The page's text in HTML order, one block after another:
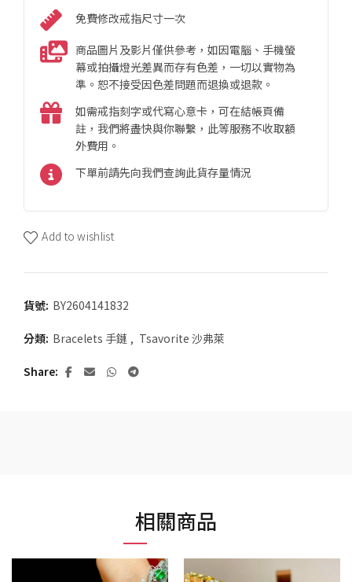
免費修改戒指尺寸一次
商品圖片及影片僅供參考，如因電腦、手機螢
幕或拍攝燈光差異而存有色差，一切以實物為
準。恕不接受因色差問題而退換或退款。
如需戒指刻字或代寫心意卡，可在結帳頁備
註，我們將盡快與你聯繫，此等服務不收取額
外費用。
下單前請先向我們查詢此貨存量情況
Add to wishlist
貨號: BY2604141832
分類: Bracelets 手鏈 , Tsavorite 沙弗萊
Share
相關商品